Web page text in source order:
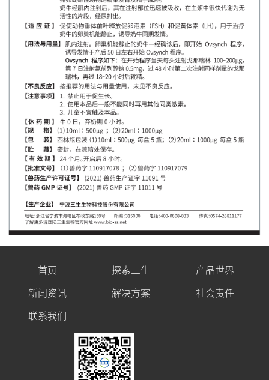
首页 探索三生
产品世界
新闻资讯
解决方案
社会责任
联系我们